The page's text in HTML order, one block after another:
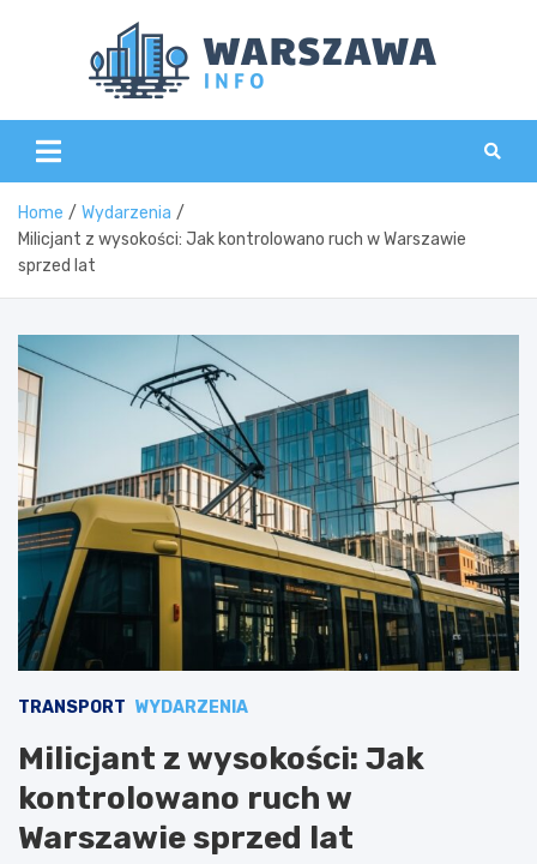
Home
Wydarzenia
Milicjant z wysokości: Jak kontrolowano ruch w Warszawie
sprzed lat
TRANSPORT WYDARZENIA
Milicjant z wysokości: Jak
kontrolowano ruch w
Warszawie sprzed lat